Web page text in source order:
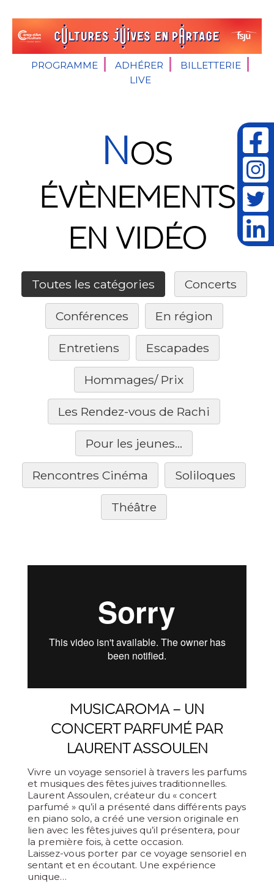
PROGRAMME ADHÉRER
BILLETTERIE
LIVE
NOS
ÉVÈNEMENTS
EN VIDÉO
Toutes les catégories Concerts
Conférences En région
Entretiens Escapades
Hommages/ Prix
Les Rendez-vous de Rachi
Pour les jeunes...
Rencontres Cinéma Soliloques
Théâtre
MUSICAROMA – UN
CONCERT PARFUMÉ PAR
LAURENT ASSOULEN
Vivre un voyage sensoriel à travers les parfums
et musiques des fêtes juives traditionnelles.
Laurent Assoulen, créateur du « concert
parfumé » qu’il a présenté dans différents pays
en piano solo, a créé une version originale en
lien avec les fêtes juives qu’il présentera, pour
la première fois, à cette occasion.
Laissez-vous porter par ce voyage sensoriel en
sentant et en écoutant. Une expérience
unique…